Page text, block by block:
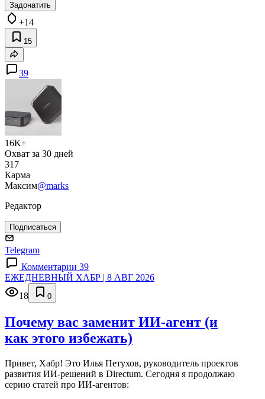
Задонатить
+14
15
39
16K+
Охват за 30 дней
317
Карма
Максим@marks
Редактор
Подписаться
Telegram
Комментарии 39
ЕЖЕДНЕВНЫЙ ХАБР | 8 АВГ 2026
18
0
Почему вас заменит ИИ‑агент (и
как этого избежать)
Привет, Хабр! Это Илья Петухов, руководитель проектов
развития ИИ-решений в Directum. Сегодня я продолжаю
серию статей про ИИ-агентов: